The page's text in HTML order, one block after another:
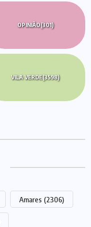
OPINIÃO(301)
VILA VERDE(3598)
Amares (2306)